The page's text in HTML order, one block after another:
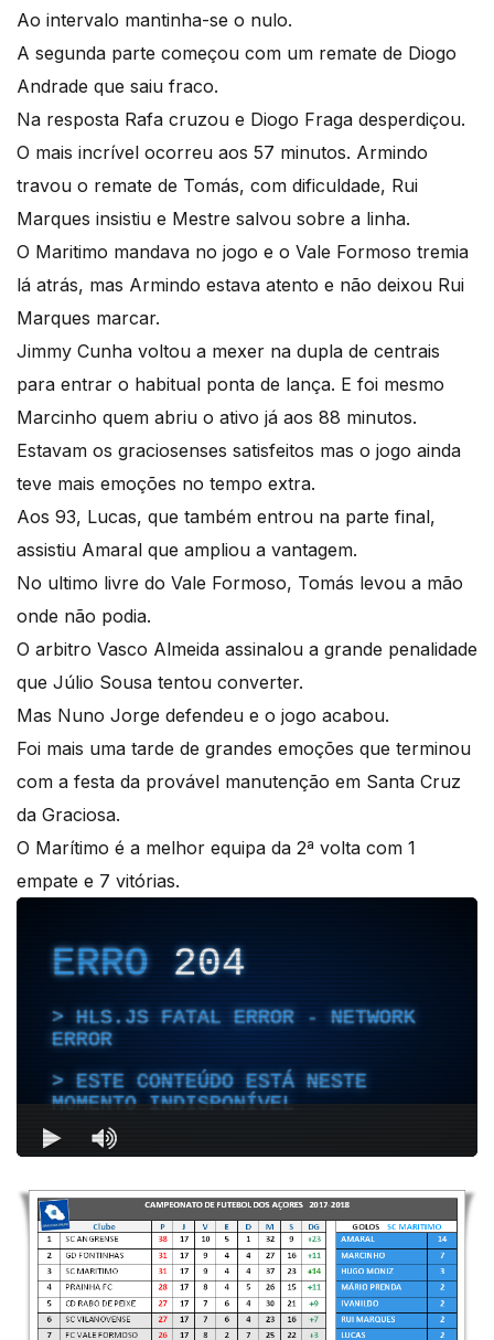
Ao intervalo mantinha-se o nulo.
A segunda parte começou com um remate de Diogo
Andrade que saiu fraco.
Na resposta Rafa cruzou e Diogo Fraga desperdiçou.
O mais incrível ocorreu aos 57 minutos. Armindo
travou o remate de Tomás, com dificuldade, Rui
Marques insistiu e Mestre salvou sobre a linha.
O Maritimo mandava no jogo e o Vale Formoso tremia
lá atrás, mas Armindo estava atento e não deixou Rui
Marques marcar.
Jimmy Cunha voltou a mexer na dupla de centrais
para entrar o habitual ponta de lança. E foi mesmo
Marcinho quem abriu o ativo já aos 88 minutos.
Estavam os graciosenses satisfeitos mas o jogo ainda
teve mais emoções no tempo extra.
Aos 93, Lucas, que também entrou na parte final,
assistiu Amaral que ampliou a vantagem.
No ultimo livre do Vale Formoso, Tomás levou a mão
onde não podia.
O arbitro Vasco Almeida assinalou a grande penalidade
que Júlio Sousa tentou converter.
Mas Nuno Jorge defendeu e o jogo acabou.
Foi mais uma tarde de grandes emoções que terminou
com a festa da provável manutenção em Santa Cruz
da Graciosa.
O Marítimo é a melhor equipa da 2ª volta com 1
empate e 7 vitórias.